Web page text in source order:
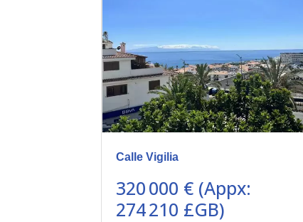
Calle Vigilia
320 000 € (Appx:
274 210 £GB)